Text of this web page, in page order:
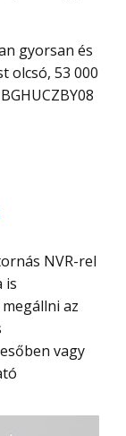
olcsó, 53 000
BGHUCZBY08
is
az
vagy